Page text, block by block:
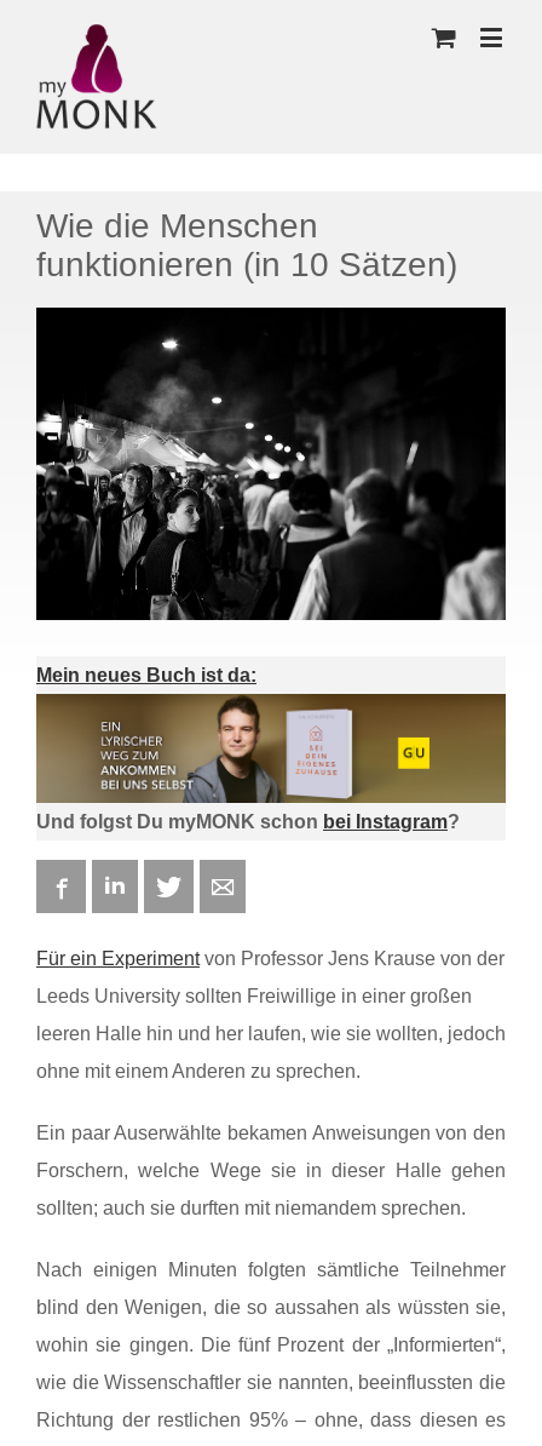
Wie die Menschen
funktionieren (in 10 Sätzen)
Mein neues Buch ist da:
Und folgst Du myMONK schon bei Instagram?
FacebookLinkedIn Twitter
Für ein Experimentvon Professor Jens Krause von der
Leeds University sollten Freiwillige in einer großen
leeren Halle hin und her laufen, wie sie wollten, jedoch
ohne mit einem Anderen zu sprechen.
Ein paar Auserwählte bekamen Anweisungen von den
Forschern, welche Wege sie in dieser Halle gehen
sollten; auch sie durften mit niemandem sprechen.
Nach einigen Minuten folgten sämtliche Teilnehmer
blind den Wenigen, die so aussahen als wüssten sie,
wohin sie gingen. Die fünf Prozent der „Informierten“,
wie die Wissenschaftler sie nannten, beeinflussten die
Richtung der restlichen 95% – ohne, dass diesen es